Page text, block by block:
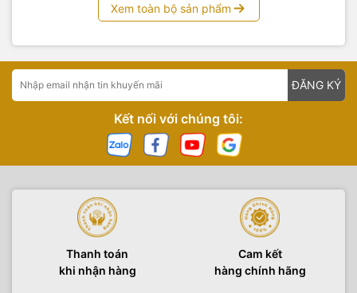
Xem toàn bộ sản phẩm
ĐĂNG KÝ
Kết nối với chúng tôi:
Thanh toán
khi nhận hàng
Cam kết
hàng chính hãng